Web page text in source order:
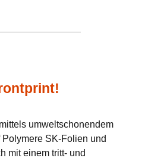
umweltschonendem
SK-Folien und
mit einem tritt- und